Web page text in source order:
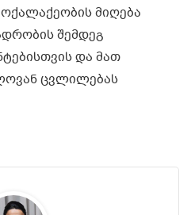
მიღება
შემდეგ
და მათ
ცვლილებას